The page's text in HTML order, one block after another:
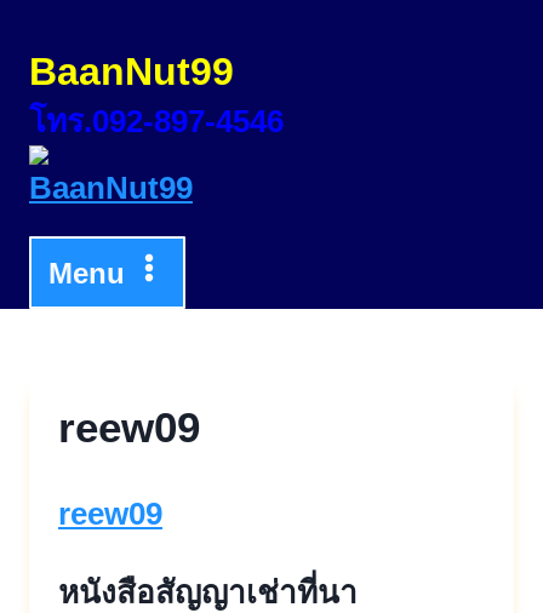
BaanNut99
โทร.092-897-4546
Menu
reew09
reew09
หนังสือสัญญาเช่าที่นา